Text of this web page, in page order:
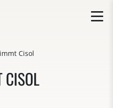
Cisol
CISOL